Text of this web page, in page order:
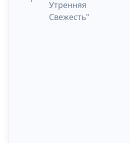
Утренняя
Свежесть"